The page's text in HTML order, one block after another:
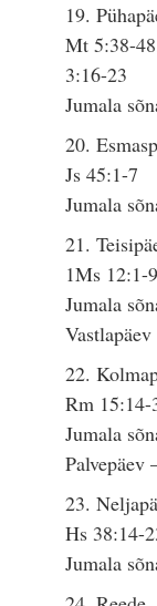
19.
Mt 5:38-
3:16-23
Jumala
20.
Js 45:1-7
Jumala
21.
1Ms 12:1-9
Jumala
Vastlapäev
22.
Rm 15:14-
Jumala
Palvepäev
23.
Hs 38:14-
Jumala